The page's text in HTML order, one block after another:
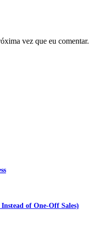
vez que eu comentar.
of One-Off Sales)